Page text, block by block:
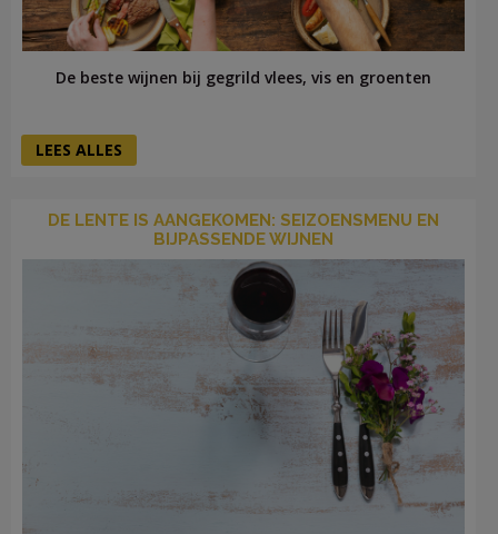
De beste wijnen bij gegrild vlees, vis en groenten
LEES ALLES
DE LENTE IS AANGEKOMEN: SEIZOENSMENU EN
BIJPASSENDE WIJNEN